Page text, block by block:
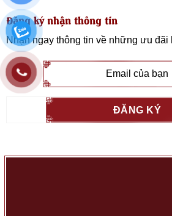
Đăng ký nhận thông tin
Nhận ngay thông tin về những ưu đãi